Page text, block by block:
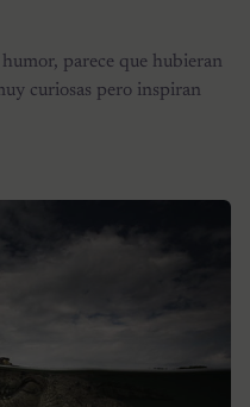
parece que hubieran
curiosas pero inspiran